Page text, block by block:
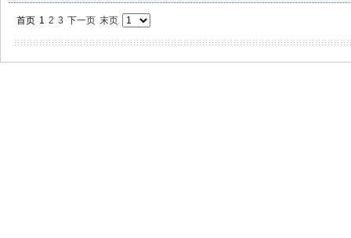
首页 1 2 3 下一页 末页